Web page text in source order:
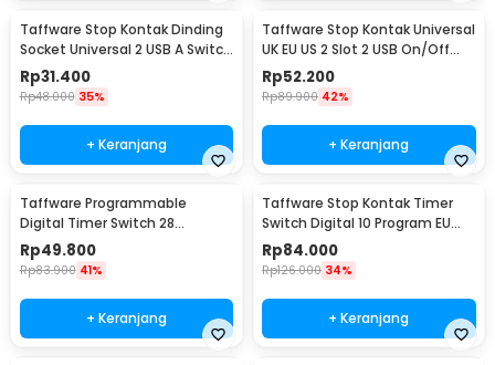
Taffware Stop Kontak Dinding
Socket Universal 2 USB A Switch
250V - LC-19
Rp31.400
Rp48.000 35%
+ Keranjang
Taffware Stop Kontak Universal
UK EU US 2 Slot 2 USB On/Off
Switch - LC-86
Rp52.200
Rp89.900 42%
+ Keranjang
Taffware Programmable
Digital Timer Switch 28
Program 220V/25A(16A) -
THC30A
Rp49.800
Rp83.900 41%
+ Keranjang
Taffware Stop Kontak Timer
Switch Digital 10 Program EU
Plug 16A 230V - KWE-TM02-EU
Rp84.000
Rp126.000 34%
+ Keranjang